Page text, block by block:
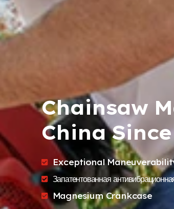
Chainsaw
China Since
Exceptional
Запатентованная
Magnesium Crankcase